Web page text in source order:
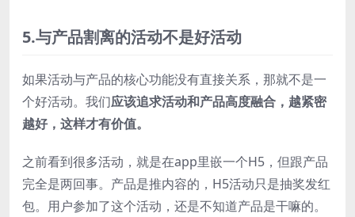
5.与产品割离的活动不是好活动
如果活动与产品的核心功能没有直接关系，那就不是一
个好活动。我们应该追求活动和产品高度融合，越紧密
越好，这样才有价值。
之前看到很多活动，就是在app里嵌一个H5，但跟产品
完全是两回事。产品是推内容的，H5活动只是抽奖发红
包。用户参加了这个活动，还是不知道产品是干嘛的。